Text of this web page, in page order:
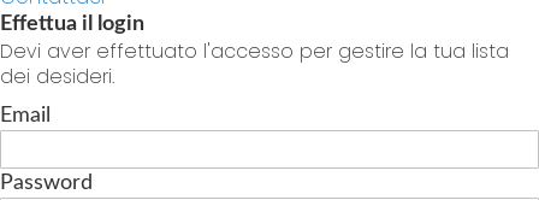
Effettua il login
Devi aver effettuato l'accesso per gestire la tua lista
dei desideri.
Email
Password